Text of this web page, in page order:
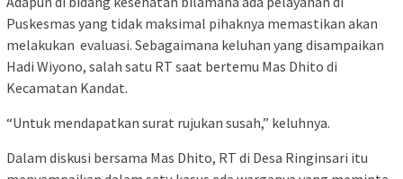
Puskesmas yang tidak maksimal pihaknya memastikan akan
melakukan evaluasi. Sebagaimana keluhan yang disampaikan
Hadi Wiyono, salah satu RT saat bertemu Mas Dhito di
Kecamatan Kandat.
“Untuk mendapatkan surat rujukan susah,” keluhnya.
Dalam diskusi bersama Mas Dhito, RT di Desa Ringinsari itu